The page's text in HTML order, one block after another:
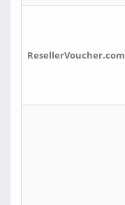
ResellerVoucher.com